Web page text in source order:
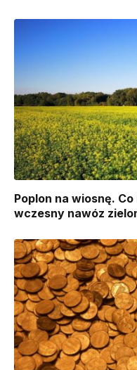
Poplon na wiosnę.
wczesny nawóz